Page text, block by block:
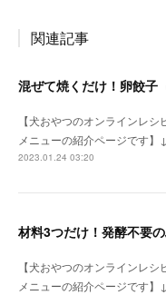
関連記事
【犬おやつのオンラインレ
メニューの紹介ページです
2023.01.24 03:20
【犬おやつのオンラインレ
メニューの紹介ページです